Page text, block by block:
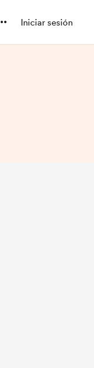
Iniciar sesión